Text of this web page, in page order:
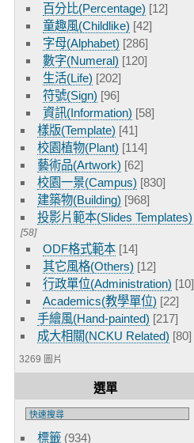
百分比(Percentage) [12]
童趣風(Childlike) [42]
字母(Alphabet) [286]
數字(Numeral) [120]
生活(Life) [202]
符號(Sign) [96]
資訊(Information) [58]
樣版(Template) [41]
校園植物(Plant) [114]
藝術品(Artwork) [62]
校園一景(Campus) [830]
建築物(Building) [968]
投影片範本(Slides Templates)
[58]
ODF格式範本 [14]
其它風格(Others) [12]
行政單位(Administration) [10]
Academics(教學單位) [22]
手繪風(Hand-painted) [217]
成大相關(NCKU Related) [80]
3269 圖片
選單
標籤 (934)